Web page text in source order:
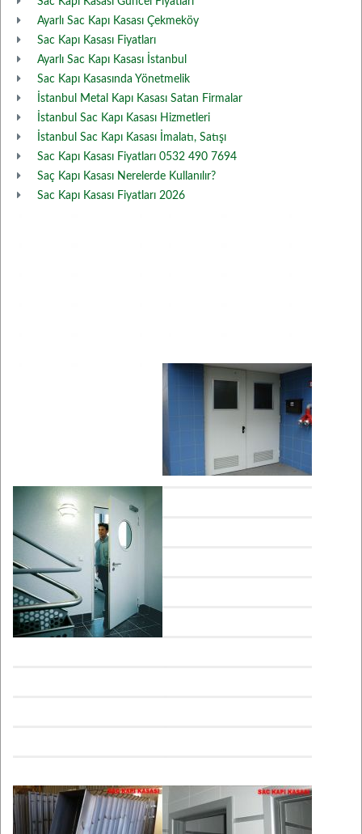
Ayarlı Sac Kapı Kasası Çekmeköy
Sac Kapı Kasası Fiyatları
Ayarlı Sac Kapı Kasası İstanbul
Sac Kapı Kasasında Yönetmelik
İstanbul Metal Kapı Kasası Satan Firmalar
İstanbul Sac Kapı Kasası Hizmetleri
İstanbul Sac Kapı Kasası İmalatı, Satışı
Sac Kapı Kasası Fiyatları 0532 490 7694
Saç Kapı Kasası Nerelerde Kullanılır?
Sac Kapı Kasası Fiyatları 2026